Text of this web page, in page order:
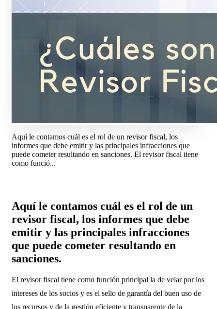
Aquí le contamos cuál es el rol de un revisor fiscal, los
informes que debe emitir y las principales infracciones que
puede cometer resultando en sanciones. El revisor fiscal tiene
como funció...
Aquí le contamos cuál es el rol de un
revisor fiscal, los informes que debe
emitir y las principales infracciones
que puede cometer resultando en
sanciones.
El revisor fiscal tiene como función principal la de velar por los
intereses de los socios y es el sello de garantía del buen uso de
los recursos y de la gestión eficiente y transparente de la